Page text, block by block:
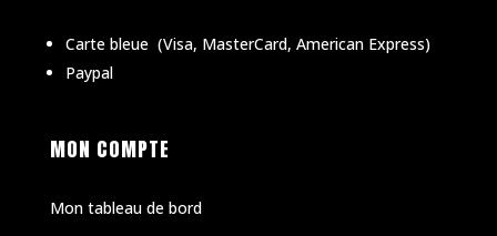
Carte bleue (Visa, MasterCard, American Express)
Paypal
MON COMPTE
Mon tableau de bord